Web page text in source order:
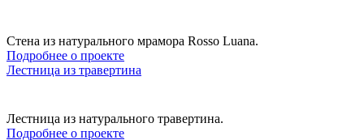
Стена из натурального мрамора Rosso Luana.
Подробнее о проекте
Лестница из травертина
Лестница из натурального травертина.
Подробнее о проекте